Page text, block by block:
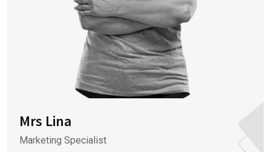
Mrs Lina
Marketing Specialist